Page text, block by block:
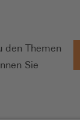
den Themen
Sie